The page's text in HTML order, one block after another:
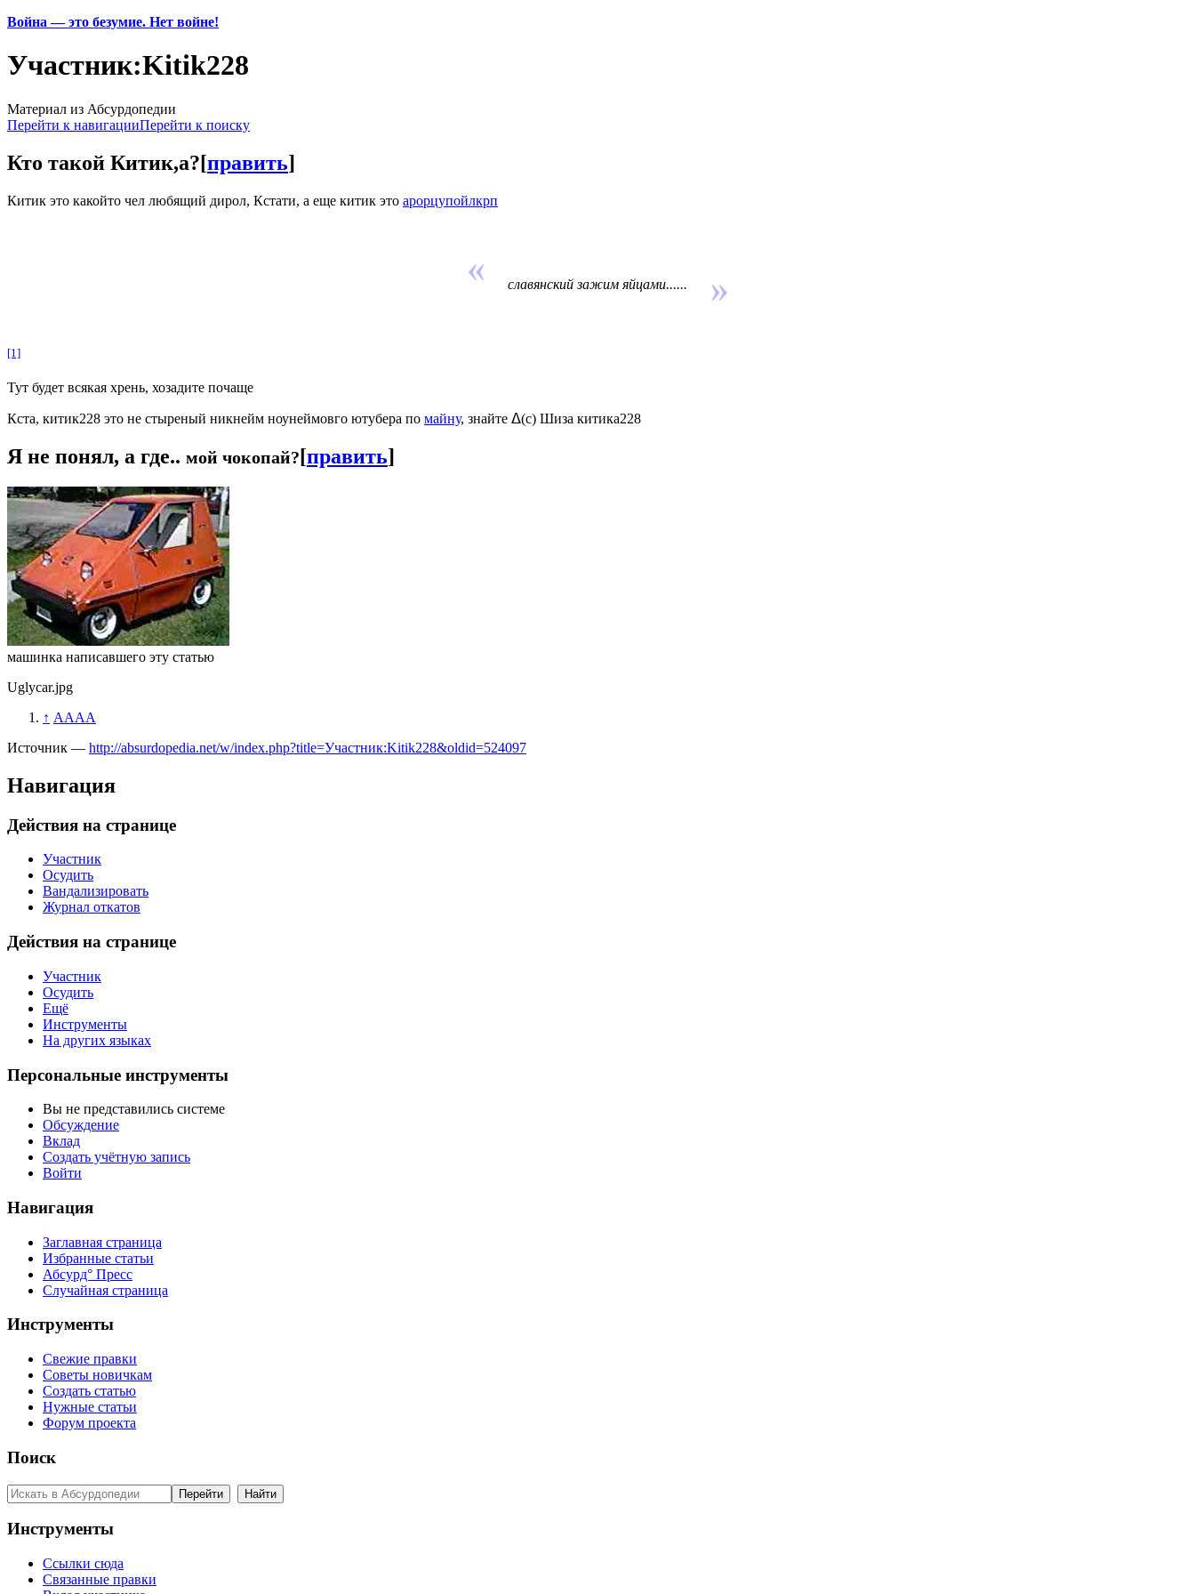
Война — это безумие. Нет войне!
Участник:Kitik228
Материал из Абсурдопедии
Перейти к навигацииПерейти к поиску
Кто такой Китик,а?[править]
Китик это какойто чел любящий дирол, Кстати, а еще китик это арорцупойлкрп
славянский зажим яйцами......
[1]
Тут будет всякая хрень, хозадите почаще
Кста, китик228 это не стыреный никнейм ноунеймовго ютубера по майну, знайте ᐃ(c) Шиза китика228
Я не понял, а где.. мой чокопай?[править]
машинка написавшего эту статью
Uglycar.jpg
↑ АААА
Источник — http://absurdopedia.net/w/index.php?title=Участник:Kitik228&oldid=524097
Навигация
Действия на странице
Участник
Осудить
Вандализировать
Журнал откатов
Действия на странице
Участник
Осудить
Ещё
Инструменты
На других языках
Персональные инструменты
Вы не представились системе
Обсуждение
Вклад
Создать учётную запись
Войти
Навигация
Заглавная страница
Избранные статьи
Абсурд° Пресс
Случайная страница
Инструменты
Свежие правки
Советы новичкам
Создать статью
Нужные статьи
Форум проекта
Поиск
Инструменты
Ссылки сюда
Связанные правки